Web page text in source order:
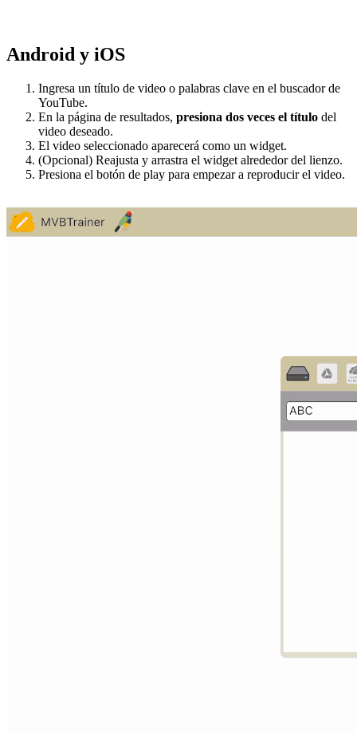
Android y iOS
Ingresa un título de video o palabras clave en el buscador de
YouTube.
En la página de resultados, presiona dos veces el título del
video deseado.
El video seleccionado aparecerá como un widget.
(Opcional) Reajusta y arrastra el widget alrededor del lienzo.
Presiona el botón de play para empezar a reproducir el video.